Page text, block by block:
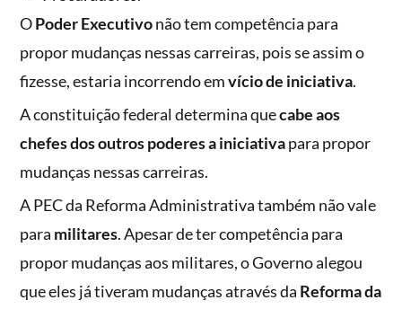
OPoder Executivonão tem competência para
propor mudanças nessas carreiras, pois se assim o
fizesse, estaria incorrendo emvício de iniciativa.
A constituição federal determina quecabe aos
chefes dos outros poderesa iniciativapara propor
mudanças nessas carreiras.
A PEC da Reforma Administrativa também não vale
para militares. Apesar de ter competência para
propor mudanças aos militares, o Governo alegou
que eles já tiveram mudanças através da Reforma da